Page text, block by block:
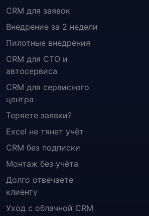
CRM для заявок
Внедрение за 2 недели
Пилотные внедрения
CRM для СТО и
автосервиса
CRM для сервисного
центра
Теряете заявки?
Excel не тянет учёт
CRM без подписки
Монтаж без учёта
Долго отвечаете
клиенту
Уход с облачной CRM